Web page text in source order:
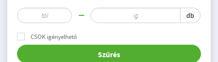
db
CSOK igényelhető
Szűrés